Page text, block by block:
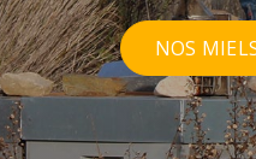
NOS